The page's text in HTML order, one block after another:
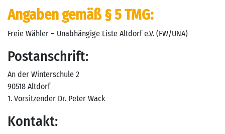
Angaben gemäß § 5 TMG:
Freie Wähler – Unabhängige Liste Altdorf e.V. (FW/UNA)
Postanschrift:
An der Winterschule 2
90518 Altdorf
1. Vorsitzender Dr. Peter Wack
Kontakt: